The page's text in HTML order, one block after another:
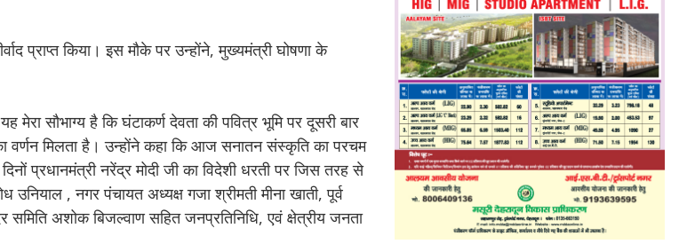
प्राप्त किया। इस मौके पर उन्होंने, मुख्यमंत्री घोषणा के
सौभाग्य है कि घंटाकर्ण देवता की पवित्र भूमि पर दूसरी बार
वर्णन मिलता है। उन्होंने कहा कि आज सनातन संस्कृति का परचम
प्रधानमंत्री नरेंद्र मोदी जी का विदेशी धरती पर जिस तरह से
, नगर पंचायत अध्यक्ष गजा श्रीमती मीना खाती, पूर्व
समिति अशोक बिजल्वाण सहित जनप्रतिनिधि, एवं क्षेत्रीय जनता